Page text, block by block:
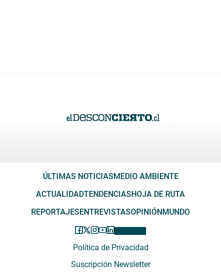
ÚLTIMAS NOTICIASMEDIO AMBIENTE
ACTUALIDADTENDENCIASHOJA DE RUTA
REPORTAJESENTREVISTASOPINIÓNMUNDO
Política de Privacidad
Suscripción Newsletter